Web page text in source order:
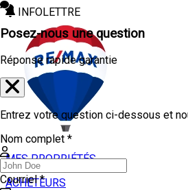
INFOLETTRE
MES PROPRIÉTÉS
ACHETEURS
Posez-nous une question
Réponse rapide garantie
Entrez votre question ci-dessous et
Nom complet *
Courriel *